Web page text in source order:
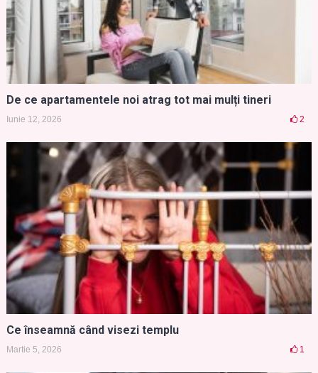
De ce apartamentele noi atrag tot mai mulți tineri
Iunie 12, 2026 2
Ce înseamnă când visezi templu
Martie 5, 2026 1